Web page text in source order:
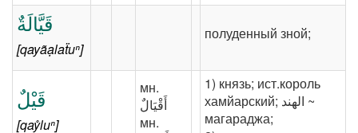
قَيَّالَةٌ
[qayãạlaẗuⁿ]
полуденный зной;
قَيْلٌ
[qaẙluⁿ]
‪мн.‬
‫أَقْيَالٌ‬
‪мн.‬
1) князь; ист.король
хамйарский; ‎‫الهند‬‎ ~
магараджа;